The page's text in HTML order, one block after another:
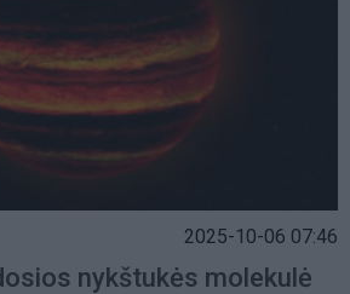
2025-10-06 07:46
nykštukės molekulė